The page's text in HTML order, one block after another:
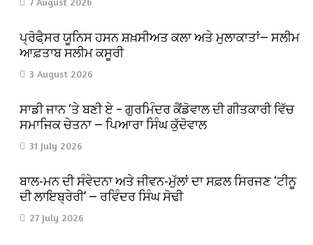
ਪ੍ਰੋਫੈ਼ਸਰ ਯੂਨਿਸ ਹਸਨ ਸ਼ਖ਼ਸੀਅਤ ਕਲਾ ਅਤੇ ਮੁਲਾਕਾਤਾਂ— ਸਲੀਮ
ਆਫ਼ਤਾਬ ਸਲੀਮ ਕਸੂਰੀ
3 August 2026
ਸਾਡੀ ਜਾਨ ‘ਤੇ ਬਣੀ ਏ – ਗੁਰਮਿੰਦਰ ਕੈਂਡੋਵਾਲ ਦੀ ਗੀਤਕਾਰੀ ਵਿੱਚ
ਸਮਾਜਿਕ ਚੇਤਨਾ — ਪਿਆਰਾ ਸਿੰਘ ਕੁੱਦੋਵਾਲ
31 July 2026
ਬਾਲ-ਮਨ ਦੀ ਸੰਵੇਦਨਾ ਅਤੇ ਜੀਵਨ-ਮੁੱਲਾਂ ਦਾ ਸਫ਼ਲ ਸਿਰਜਣ ‘ਟੀਨੂ
ਦੀ ਲਾਇਬ੍ਰੇਰੀ’ — ਰਵਿੰਦਰ ਸਿੰਘ ਸੋਢੀ
27 July 2026